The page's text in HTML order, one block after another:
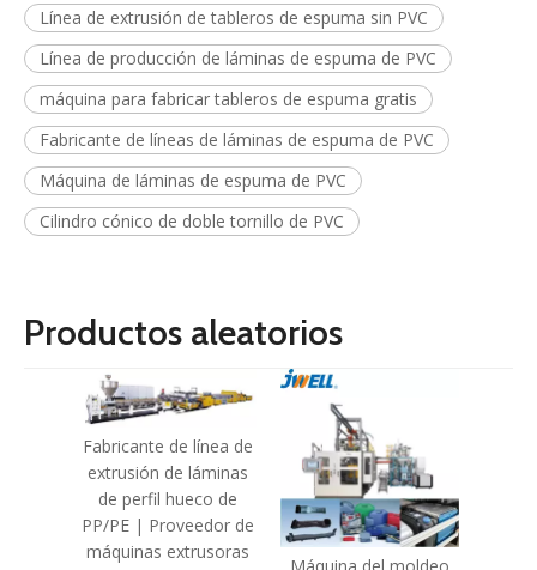
Línea de extrusión de tableros de espuma sin PVC
Línea de producción de láminas de espuma de PVC
máquina para fabricar tableros de espuma gratis
Fabricante de líneas de láminas de espuma de PVC
Máquina de láminas de espuma de PVC
Cilindro cónico de doble tornillo de PVC
Productos aleatorios
Fabricante de línea de
extrusión de láminas
de perfil hueco de
PP/PE | Proveedor de
máquinas extrusoras